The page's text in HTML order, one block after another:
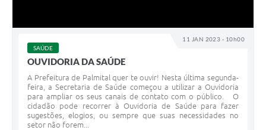
11 JAN 2023 - 10h00
SAÚDE
OUVIDORIA DA SAÚDE
A Prefeitura de Palmital quer te ouvir! Nesta última segunda-
feira, a Secretaria de Saúde começou a utilizar a Ouvidoria
para ampliar os seus canais de contato com o público. O
cidadão pode recorrer à Ouvidoria de Saúde para fazer
sugestões, elogios, ou sempre que suas necessidades no
setor não forem...